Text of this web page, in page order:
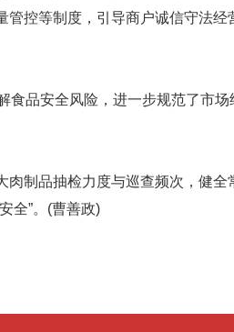
控等制度，引导商户诚信守法经
品安全风险，进一步规范了市场
制品抽检力度与巡查频次，健全
全”。(曹善政)